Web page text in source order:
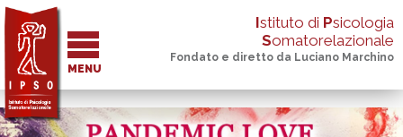
MENU
Istituto di Psicologia
Somatorelazionale
Fondato e diretto da Luciano Marchino